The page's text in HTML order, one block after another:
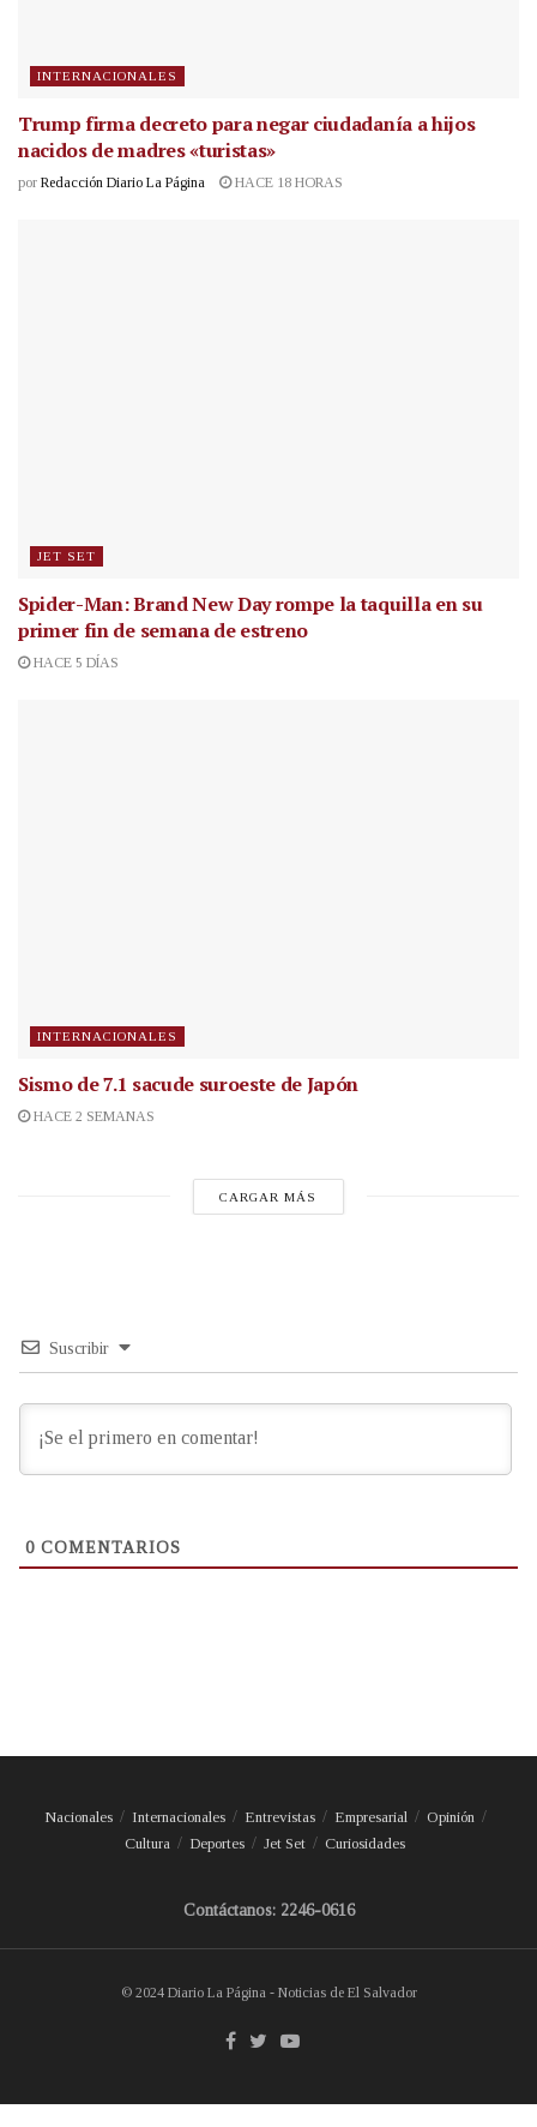
INTERNACIONALES
Trump firma decreto para negar ciudadanía a hijos
nacidos de madres «turistas»
por Redacción Diario La Página HACE 18 HORAS
JET SET
Spider-Man: Brand New Day rompe la taquilla en su
primer fin de semana de estreno
HACE 5 DÍAS
INTERNACIONALES
Sismo de 7.1 sacude suroeste de Japón
HACE 2 SEMANAS
CARGAR MÁS
Suscribir
0 COMENTARIOS
Nacionales Internacionales Entrevistas Empresarial
Opinión
Cultura
Deportes Jet Set Curiosidades
Contáctanos: 2246-0616
© 2024 Diario La Página - Noticias de El Salvador